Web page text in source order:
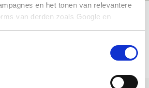
en het tonen van relevantere
van derden zoals Google en